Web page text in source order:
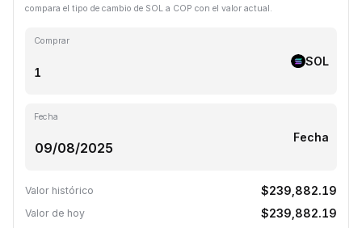
compara el tipo de cambio de SOL a COP con el valor actual.
Comprar
SOL
Fecha
Fecha
Valor histórico $239,882.19
Valor de hoy $239,882.19